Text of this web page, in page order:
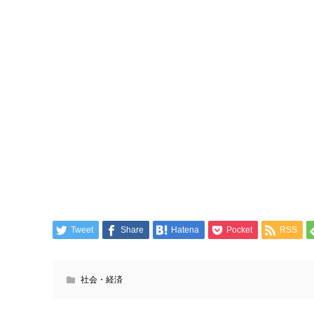
Tweet Share Hatena Pocket RSS
社会・経済